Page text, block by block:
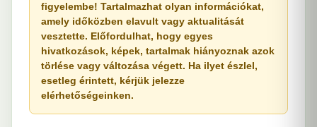
figyelembe! Tartalmazhat olyan információkat,
amely időközben elavult vagy aktualitását
vesztette. Előfordulhat, hogy egyes
hivatkozások, képek, tartalmak hiányoznak azok
törlése vagy változása végett. Ha ilyet észlel,
esetleg érintett, kérjük jelezze
elérhetőségeinken.